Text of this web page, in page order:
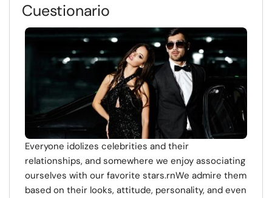
Cuestionario
Everyone idolizes celebrities and their
relationships, and somewhere we enjoy associating
ourselves with our favorite stars.rnWe admire them
based on their looks, attitude, personality, and even